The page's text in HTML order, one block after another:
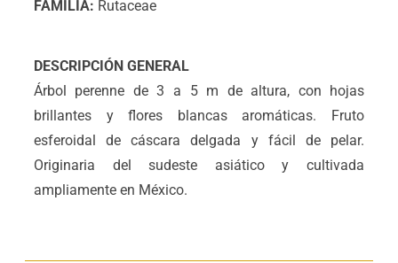
FAMILIA: Rutaceae
DESCRIPCIÓN GENERAL
Árbol perenne de 3 a 5 m de altura, con hojas
brillantes y flores blancas aromáticas. Fruto
esferoidal de cáscara delgada y fácil de pelar.
Originaria del sudeste asiático y cultivada
ampliamente en México.